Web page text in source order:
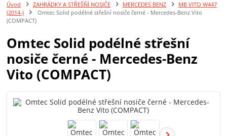
Úvod ZAHRÁDKY A STŘEŠŇÍ NOSIČE MERCEDES BENZ
MB VITO W447
(2014-)
Omtec Solid podélné střešní nosiče černé - Mercedes-Benz Vito
(COMPACT)
Omtec Solid podélné střešní
nosiče černé - Mercedes-Benz
Vito (COMPACT)